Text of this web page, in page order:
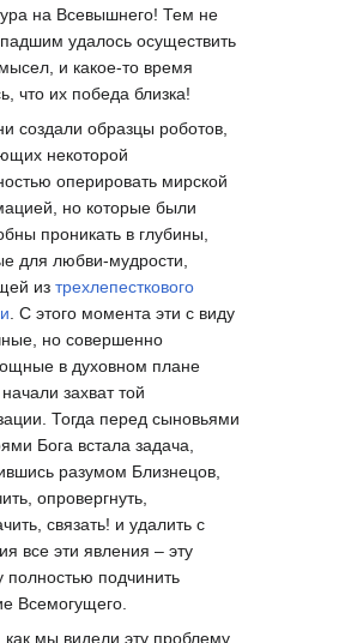
на Всевышнего! Тем не
удалось осуществить
и какое-то время
что их победа близка!
создали образцы роботов,
некоторой
оперировать мирской
но которые были
проникать в глубины,
для любви-мудрости,
из трехлепесткового
. С этого момента эти с виду
но совершенно
в духовном плане
захват той
Тогда перед сыновьями
Бога встала задача,
разумом Близнецов,
опровергнуть,
связать! и удалить с
все эти явления – эту
полностью подчинить
Всемогущего.
как мы видели эту проблему,